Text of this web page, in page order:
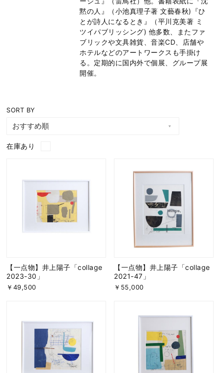
黙の人』（小池真理子著 文藝春秋)『ひ
とが詩人になるとき』（平川克美著 ミ
ツイパブリッシング) 他多数、またファ
ブリックや文具雑貨、音楽CD、店舗や
ホテルなどのアートワークスも手掛け
る。定期的に国内外で個展、グループ展
開催。
SORT BY
在庫あり
【一点物】井上陽子「collage
2023-30」
￥49,500
【一点物】井上陽子「collage
2021-47」
￥55,000